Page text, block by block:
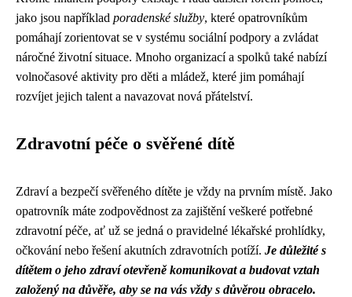
jako jsou například poradenské služby, které opatrovníkům
pomáhají zorientovat se v systému sociální podpory a zvládat
náročné životní situace. Mnoho organizací a spolků také nabízí
volnočasové aktivity pro děti a mládež, které jim pomáhají
rozvíjet jejich talent a navazovat nová přátelství.
Zdravotní péče o svěřené dítě
Zdraví a bezpečí svěřeného dítěte je vždy na prvním místě. Jako
opatrovník máte zodpovědnost za zajištění veškeré potřebné
zdravotní péče, ať už se jedná o pravidelné lékařské prohlídky,
očkování nebo řešení akutních zdravotních potíží. Je důležité s
dítětem o jeho zdraví otevřeně komunikovat a budovat vztah
založený na důvěře, aby se na vás vždy s důvěrou obracelo.